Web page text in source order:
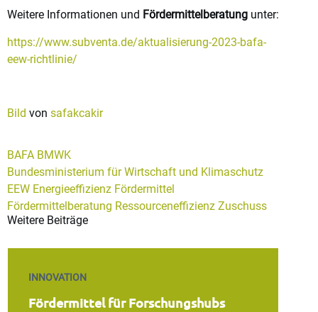
Weitere Informationen und Fördermittelberatung unter:
https://www.subventa.de/aktualisierung-2023-bafa-
eew-richtlinie/
Bild von safakcakir
BAFA BMWK
Bundesministerium für Wirtschaft und Klimaschutz
EEW Energieeffizienz Fördermittel
Fördermittelberatung Ressourceneffizienz Zuschuss
Weitere Beiträge
INNOVATION
Fördermittel für Forschungshubs